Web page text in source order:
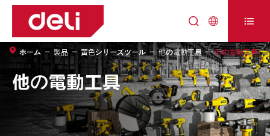
  
他の電動工具
ホーム 製品 黄色シリーズツール 他の電動工具 他の電動工具